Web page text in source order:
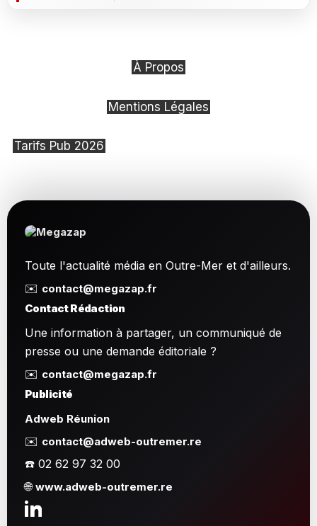
À Propos
Mentions Légales
Tarifs Pub 2026
Toute l'actualité média en Outre-Mer et d'ailleurs.
✉️ contact@megazap.fr
Contact Rédaction
Une information à partager, un communiqué de
presse ou une demande éditoriale ?
✉️ contact@megazap.fr
Publicité
Adweb Réunion
✉️ contact@adweb-outremer.re
☎️ 02 62 97 32 00
🌐www.adweb-outremer.re